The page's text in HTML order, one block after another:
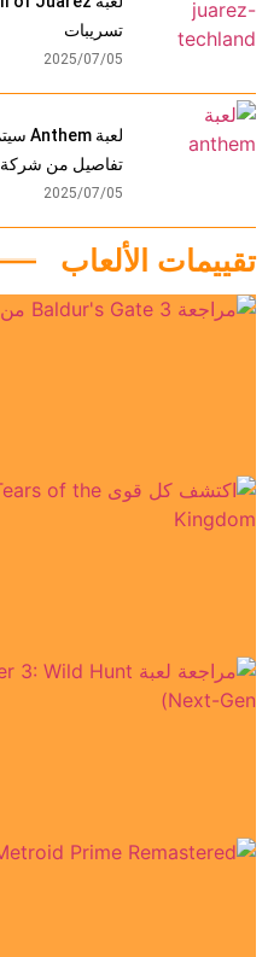
تسريبات
2025/07/05
تفاصيل من شركة EA
2025/07/05
تقييمات الألعاب